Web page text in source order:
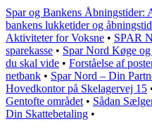
Spar og Bankens Åbningstider:
bankens lukketider og
Aktiviteter for Voksne • SPAR
sparekasse • Spar Nord Køge
du skal vide • Forståelse af
netbank • Spar Nord – Din
Hovedkontor på Skelagervej 15
Gentofte området • Sådan
Din Skattebetaling •